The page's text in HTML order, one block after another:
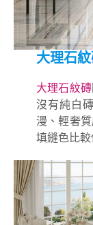
大理石紋
大理石紋磚
沒有純白
漫、輕奢
填縫色比較